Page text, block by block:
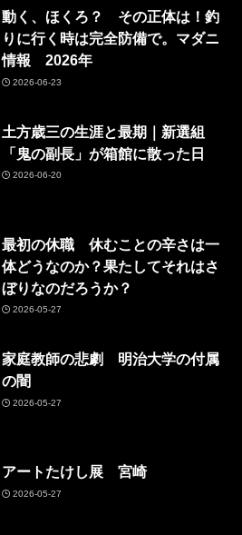
動く、ほくろ？ その正体は！釣
りに行く時は完全防備で。マダニ
情報 2026年
2026-06-23
土方歳三の生涯と最期｜新選組
「鬼の副長」が箱館に散った日
2026-06-20
最初の休職 休むことの辛さは一
体どうなのか？果たしてそれはさ
ぼりなのだろうか？
2026-05-27
家庭教師の悲劇 明治大学の付属
の闇
2026-05-27
アートたけし展 宮崎
2026-05-27